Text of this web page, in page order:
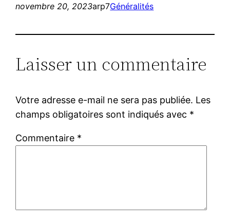
novembre 20, 2023arp7Généralités
Laisser un commentaire
Votre adresse e-mail ne sera pas publiée. Les
champs obligatoires sont indiqués avec *
Commentaire *